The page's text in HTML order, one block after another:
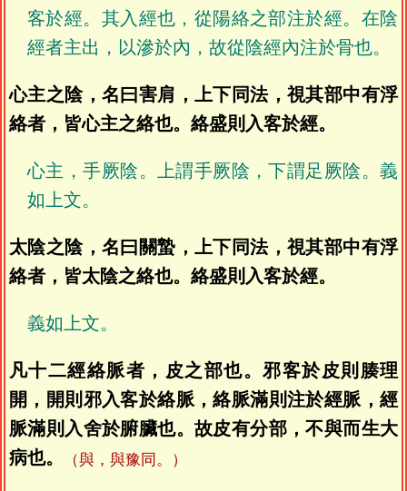
客於經。其入經也，從陽絡之部注於經。在陰
經者主出，以滲於內，故從陰經內注於骨也。
心主之陰，名曰害肩，上下同法，視其部中有浮
絡者，皆心主之絡也。絡盛則入客於經。
心主，手厥陰。上謂手厥陰，下謂足厥陰。義
如上文。
太陰之陰，名曰關蟄，上下同法，視其部中有浮
絡者，皆太陰之絡也。絡盛則入客於經。
義如上文。
凡十二經絡脈者，皮之部也。邪客於皮則腠理
開，開則邪入客於絡脈，絡脈滿則注於經脈，經
脈滿則入舍於腑臟也。故皮有分部，不與而生大
病也。
（與，與豫同。）